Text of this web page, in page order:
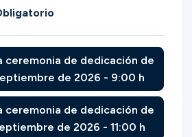
ceremonia de dedicación de
de 2026 - 9:00 h
ceremonia de dedicación de
de 2026 - 11:00 h